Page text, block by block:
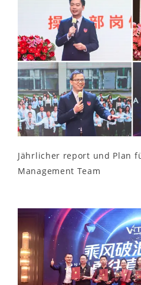
Jährlicher report und Plan
Management Team